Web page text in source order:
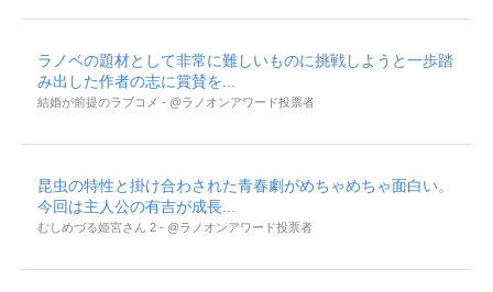
ラノベの題材として非常に難しいものに挑戦しようと一歩踏
み出した作者の志に賞賛を...
結婚が前提のラブコメ - @ラノオンアワード投票者
昆虫の特性と掛け合わされた青春劇がめちゃめちゃ面白い。
今回は主人公の有吉が成長...
むしめづる姫宮さん 2 - @ラノオンアワード投票者